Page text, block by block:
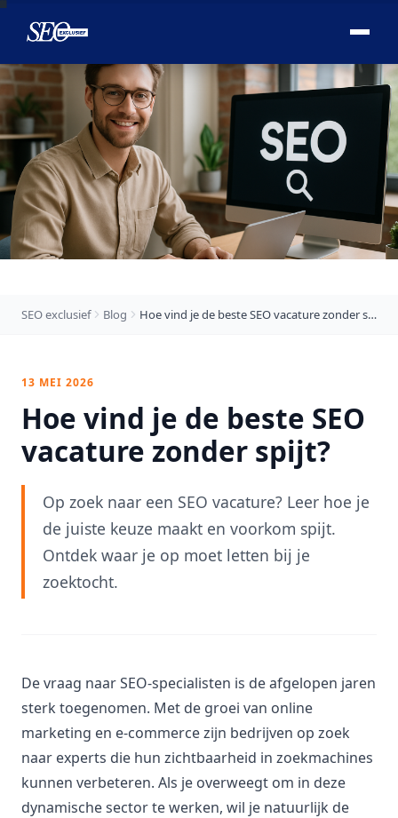
SEO exclusief Blog Hoe vind je de beste SEO vacature zonder spijt?
13 MEI 2026
Hoe vind je de beste SEO
vacature zonder spijt?
Op zoek naar een SEO vacature? Leer hoe je
de juiste keuze maakt en voorkom spijt.
Ontdek waar je op moet letten bij je
zoektocht.
De vraag naar SEO-specialisten is de afgelopen jaren
sterk toegenomen. Met de groei van online
marketing en e-commerce zijn bedrijven op zoek
naar experts die hun zichtbaarheid in zoekmachines
kunnen verbeteren. Als je overweegt om in deze
dynamische sector te werken, wil je natuurlijk de